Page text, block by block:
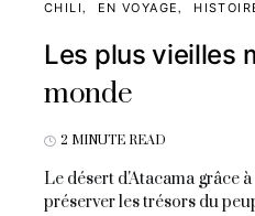
CHILI EN VOYAGE
Les plus vieilles
monde
2 MINUTE READ
Le désert d'Atacama grâce
préserver les trésors du